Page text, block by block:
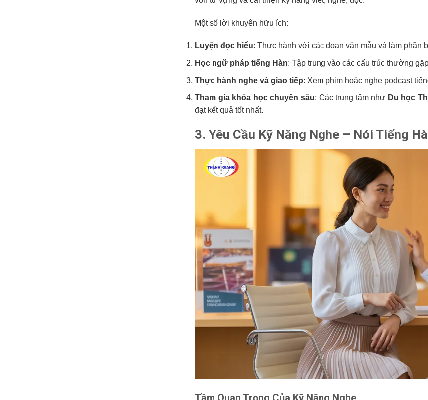
Một số lời khuyên hữu ích:
Luyện đọc hiểu: Thực hành với các đoạn văn mẫu và làm phần
Học ngữ pháp tiếng Hàn: Tập trung vào các cấu trúc thường
Thực hành nghe và giao tiếp: Xem phim hoặc nghe podcast
Tham gia khóa học chuyên sâu: Các trung tâm như Du học
đạt kết quả tốt nhất.
3. Yêu Cầu Kỹ Năng Nghe – Nói Tiếng
Tầm Quan Trọng Của Kỹ Năng Nghe